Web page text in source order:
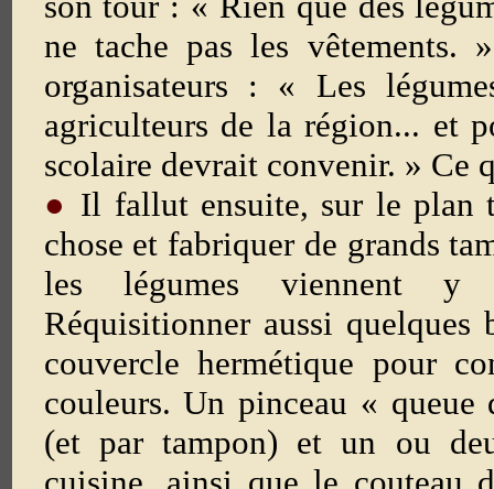
ne tache pas les vêtements.
organisateurs : « Les
agriculteurs de la région... et
scolaire devrait convenir. »
● Il fallut ensuite, sur le plan
chose et fabriquer de grands
les légumes viennent y
Réquisitionner aussi quelques
couvercle hermétique pour
couleurs. Un pinceau «
(et par tampon) et un ou